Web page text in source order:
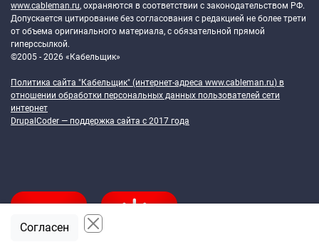
www.cableman.ru, охраняются в соответствии с законодательством РФ.
Допускается цитирование без согласования с редакцией не более трети
от объема оригинального материала, с обязательной прямой
гиперссылкой.
©2005 - 2026 «Кабельщик»
Политика сайта "Кабельщик" (интернет-адреса www.cableman.ru) в
отношении обработки персональных данных пользователей сети
интернет
DrupalCoder — поддержка сайта c 2017 года
Согласен